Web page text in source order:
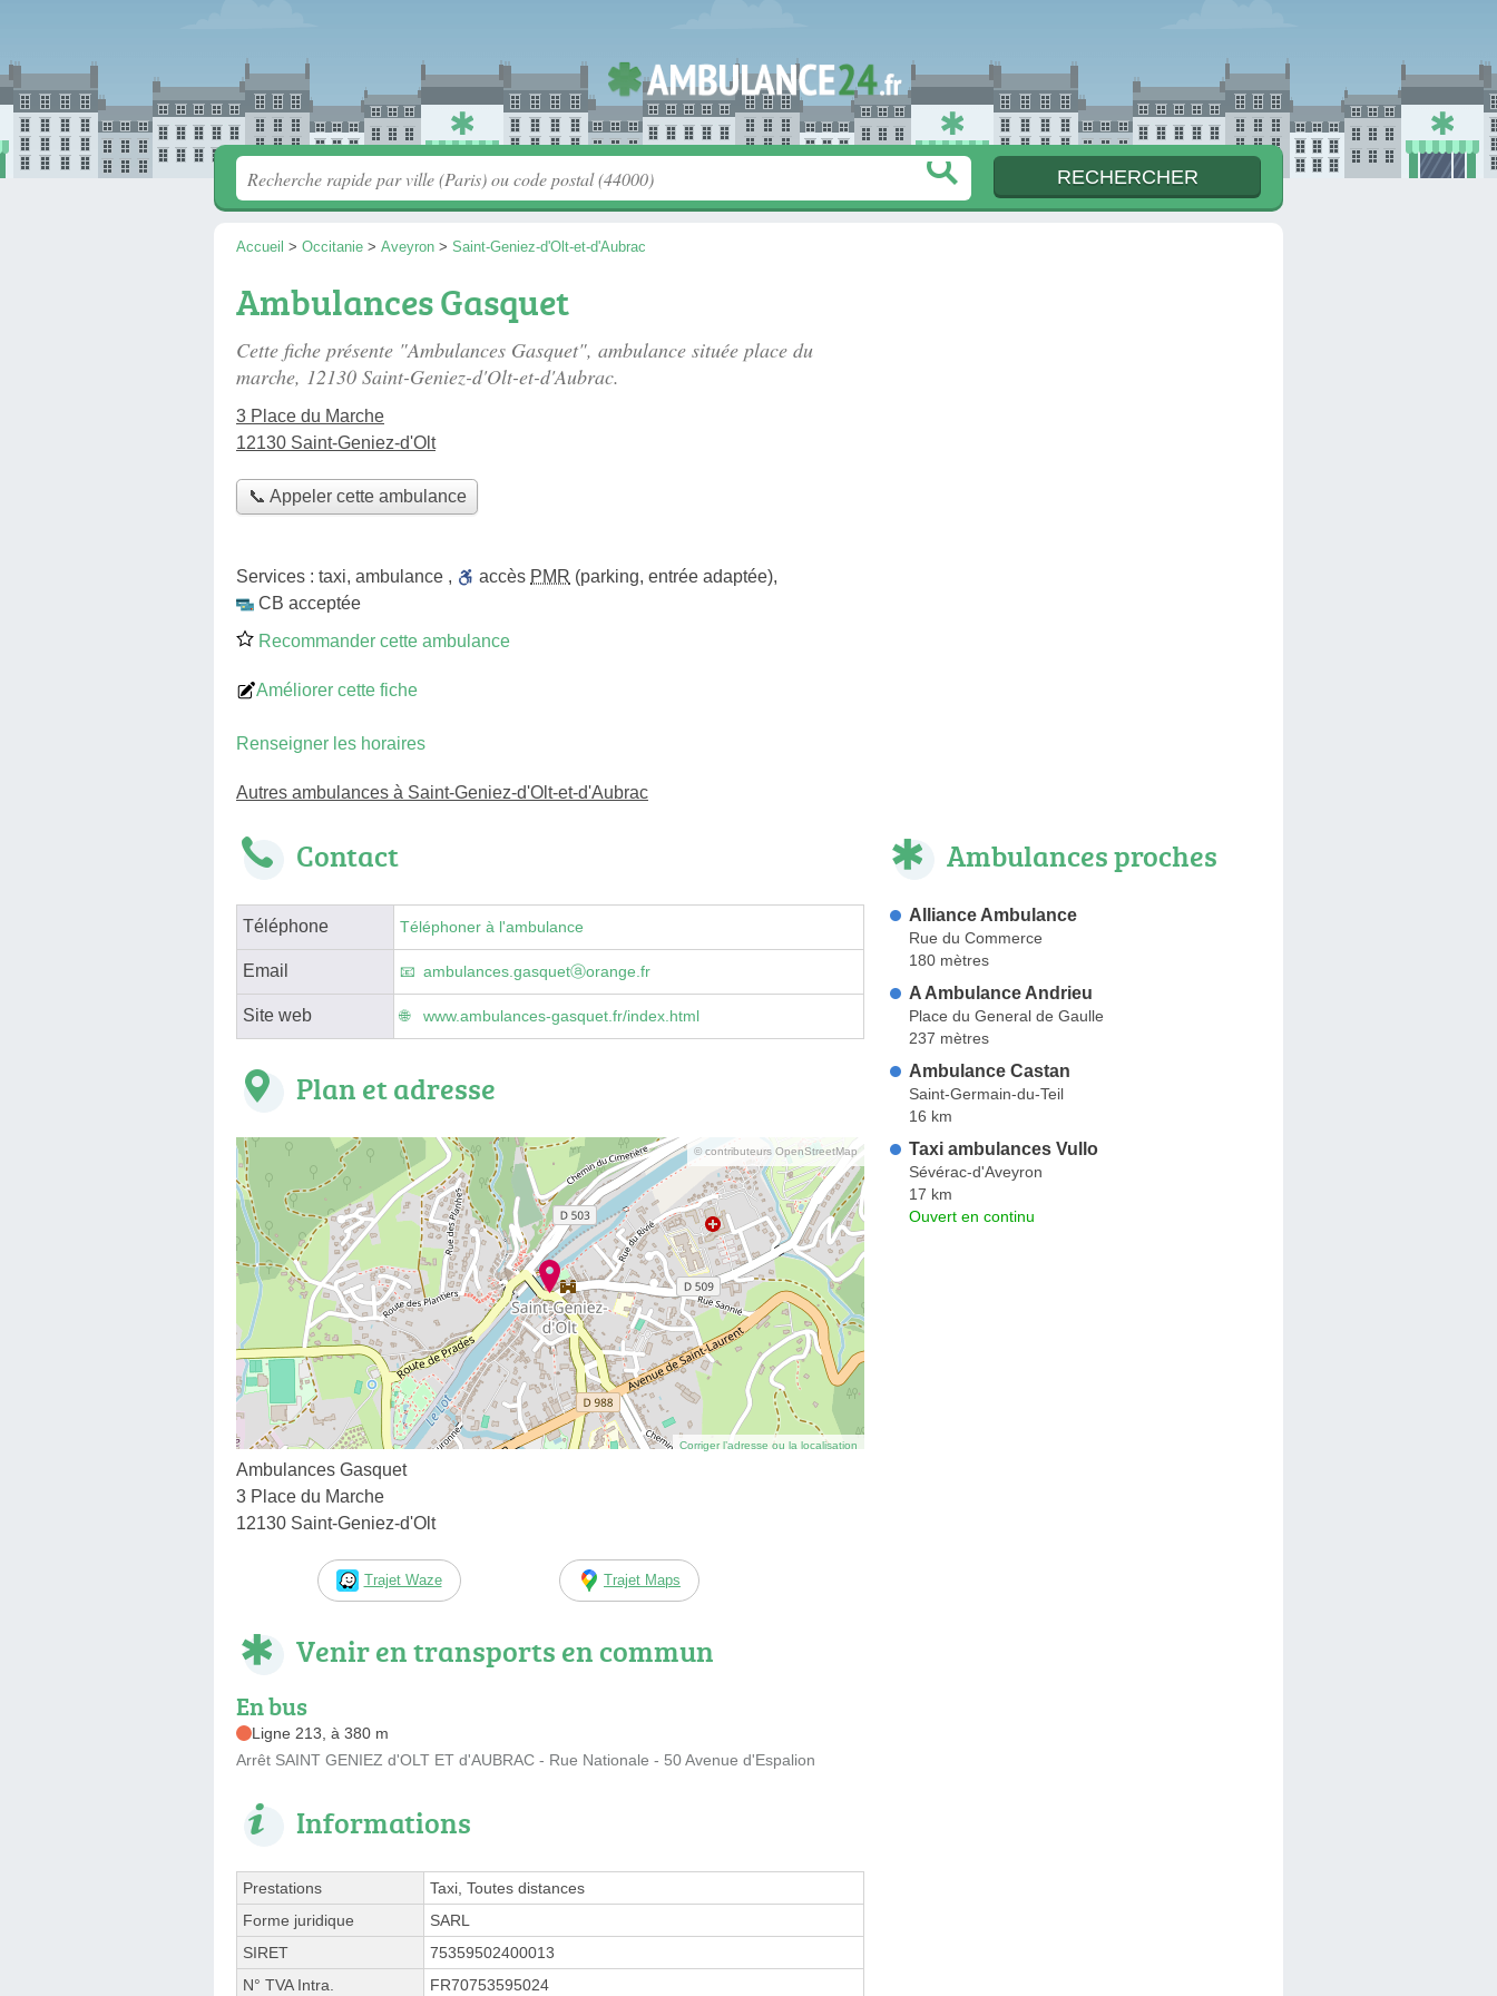
Accueil > Occitanie > Aveyron > Saint-Geniez-d'Olt-et-d'Aubrac
Ambulances Gasquet
Cette fiche présente "Ambulances Gasquet", ambulance située place du
marche, 12130 Saint-Geniez-d'Olt-et-d'Aubrac.
3 Place du Marche
12130 Saint-Geniez-d'Olt
📞 Appeler cette ambulance
Services : taxi, ambulance , accès PMR (parking, entrée adaptée),
CB acceptée
Recommander cette ambulance
Améliorer cette fiche
Renseigner les horaires
Autres ambulances à Saint-Geniez-d'Olt-et-d'Aubrac
Contact
Téléphone Téléphoner à l'ambulance
Email ambulances.gasquetⓐorange.fr
Site web www.ambulances-gasquet.fr/index.html
Plan et adresse
© contributeurs OpenStreetMap
Corriger l’adresse ou la localisation
Ambulances Gasquet
3 Place du Marche
12130 Saint-Geniez-d'Olt
Trajet Waze Trajet Maps
Venir en transports en commun
En bus
Ligne 213, à 380 m
Arrêt SAINT GENIEZ d'OLT ET d'AUBRAC - Rue Nationale - 50 Avenue d'Espalion
Informations
Prestations
Taxi, Toutes distances
Forme juridique
SARL
SIRET
75359502400013
N° TVA Intra.
FR70753595024
Ambulances proches
Alliance Ambulance
Rue du Commerce
180 mètres
A Ambulance Andrieu
Place du General de Gaulle
237 mètres
Ambulance Castan
Saint-Germain-du-Teil
16 km
Taxi ambulances Vullo
Sévérac-d'Aveyron
17 km
Ouvert en continu